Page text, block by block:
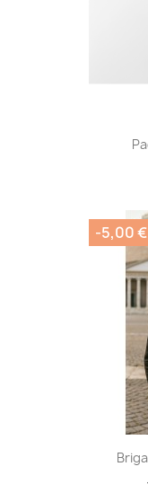
-5,00 €